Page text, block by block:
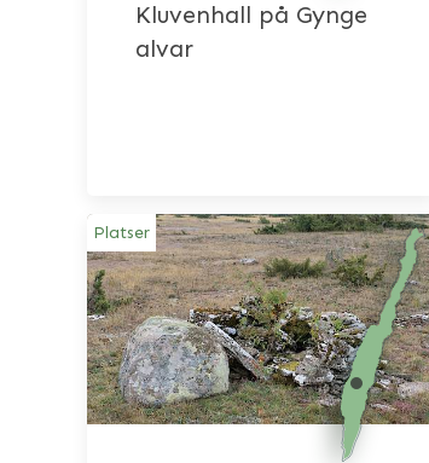
Kluvenhall på Gynge
alvar
Platser